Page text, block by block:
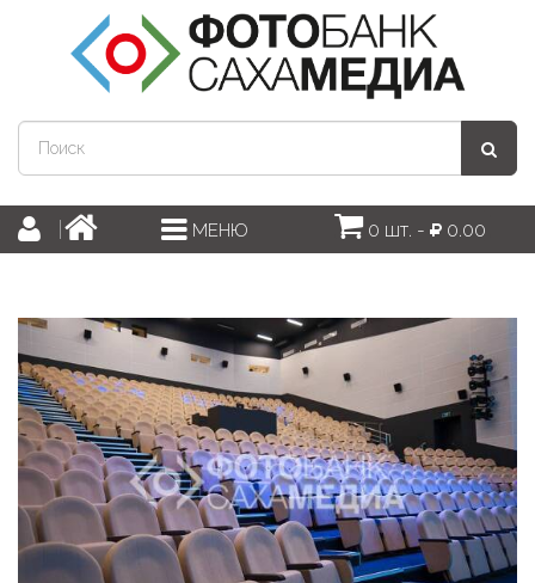
МЕНЮ 0 шт. - 0.00